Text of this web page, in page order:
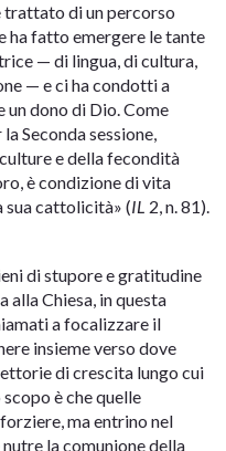
trattato di un percorso
ha fatto emergere le tante
— di lingua, di cultura,
— e ci ha condotti a
un dono di Dio. Come
la Seconda sessione,
e della fecondità
è condizione di vita
sua cattolicità» (IL 2, n. 81).
di stupore e gratitudine
alla Chiesa, in questa
a focalizzare il
insieme verso dove
di crescita lungo cui
è che quelle
ma entrino nel
la comunione della